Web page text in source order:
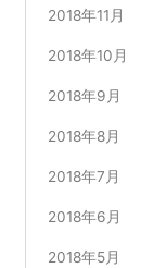
2018年11月
2018年10月
2018年9月
2018年8月
2018年7月
2018年6月
2018年5月